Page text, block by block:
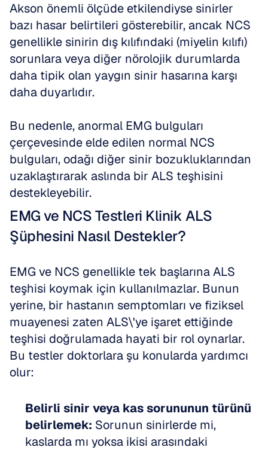
Akson önemli ölçüde etkilendiyse sinirler
bazı hasar belirtileri gösterebilir, ancak NCS
genellikle sinirin dış kılıfındaki (miyelin kılıfı)
sorunlara veya diğer nörolojik durumlarda
daha tipik olan yaygın sinir hasarına karşı
daha duyarlıdır.
Bu nedenle, anormal EMG bulguları
çerçevesinde elde edilen normal NCS
bulguları, odağı diğer sinir bozukluklarından
uzaklaştırarak aslında bir ALS teşhisini
destekleyebilir.
EMG ve NCS Testleri Klinik ALS
Şüphesini Nasıl Destekler?
EMG ve NCS genellikle tek başlarına ALS
teşhisi koymak için kullanılmazlar. Bunun
yerine, bir hastanın semptomları ve fiziksel
muayenesi zaten ALS\'ye işaret ettiğinde
teşhisi doğrulamada hayati bir rol oynarlar.
Bu testler doktorlara şu konularda yardımcı
olur:
Belirli sinir veya kas sorununun türünü
belirlemek: Sorunun sinirlerde mi,
kaslarda mı yoksa ikisi arasındaki